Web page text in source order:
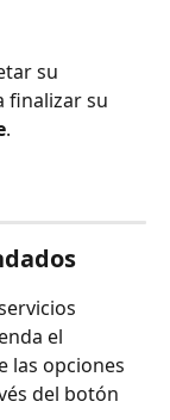
su
finalizar su
.
el
las opciones
del botón